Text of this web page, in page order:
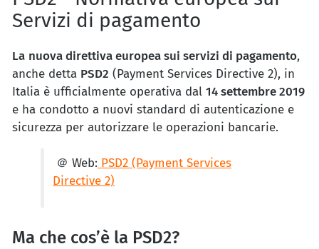
Servizi di pagamento
La nuova direttiva europea sui servizi di pagamento,
anche detta PSD2 (Payment Services Directive 2), in
Italia è ufficialmente operativa dal 14 settembre 2019
e ha condotto a nuovi standard di autenticazione e
sicurezza per autorizzare le operazioni bancarie.
＠ Web: PSD2 (Payment Services
Directive 2)
Ma che cos’è la PSD2?